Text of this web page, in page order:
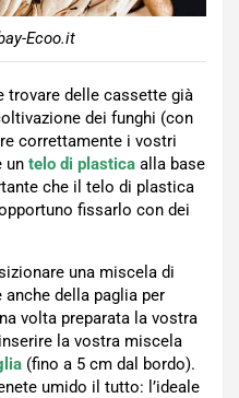
Ecoo.it
trovare delle cassette già
dei funghi (con
correttamente i vostri
un telo di plastica alla base
che il telo di plastica
fissarlo con dei
una miscela di
della paglia per
volta preparata la vostra
la vostra miscela
(fino a 5 cm dal bordo).
umido il tutto: l’ideale